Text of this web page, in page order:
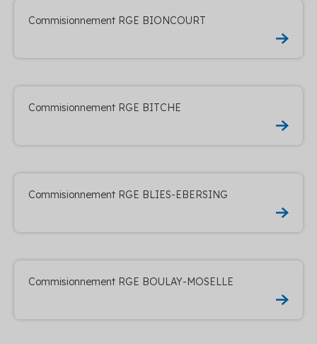
Commisionnement RGE BIONCOURT
Commisionnement RGE BITCHE
Commisionnement RGE BLIES-EBERSING
Commisionnement RGE BOULAY-MOSELLE